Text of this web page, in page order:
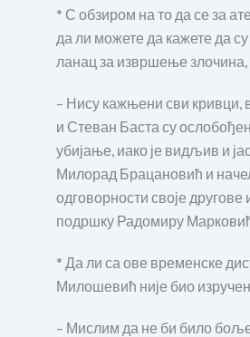
* С обзиром на то да се за
да ли можете да кажете да
ланац за извршење злочина,
– Нису кажњени сви кривци,
и Стеван Баста су
убијање, иако је видљив и
Милорад Брацановић и
одговорности своје
подршку Радомиру
* Да ли са ове временске
Милошевић није био
– Мислим да не би било